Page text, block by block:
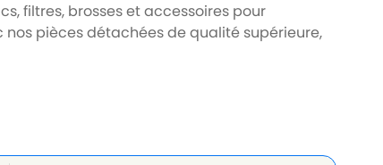
filtres, brosses et accessoires pour
pièces détachées de qualité supérieure,